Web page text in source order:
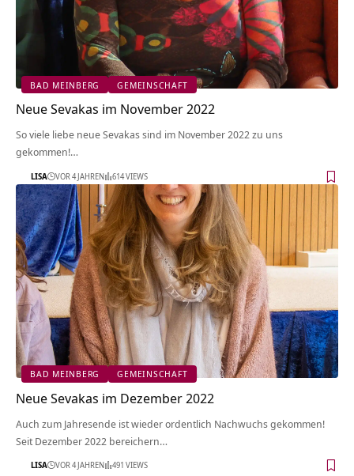
BAD MEINBERG GEMEINSCHAFT
Neue Sevakas im November 2022
So viele liebe neue Sevakas sind im November 2022 zu uns
gekommen!…
LISA VOR 4 JAHREN 614 VIEWS
BAD MEINBERG GEMEINSCHAFT
Neue Sevakas im Dezember 2022
Auch zum Jahresende ist wieder ordentlich Nachwuchs gekommen!
Seit Dezember 2022 bereichern…
LISA VOR 4 JAHREN 491 VIEWS